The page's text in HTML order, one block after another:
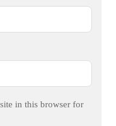
in this browser for